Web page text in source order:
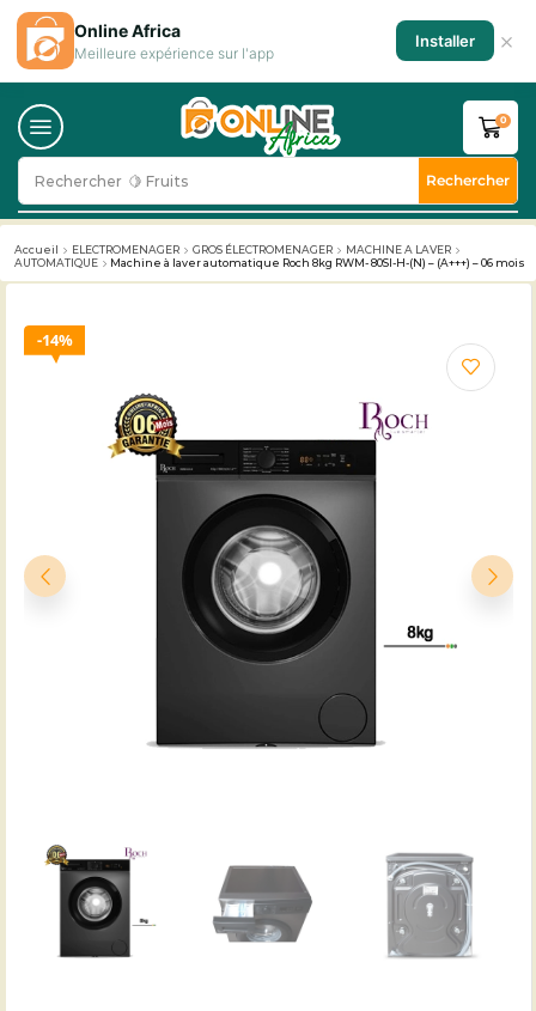
Rechercher 🥛 Milk Rechercher
0
Accueil ELECTROMENAGER GROS ÉLECTROMENAGER
MACHINE A LAVER
AUTOMATIQUE
Machine à laver automatique Roch 8kg RWM- 80SI-H-(N) – (A+++) – 06 mois
14%
Online Africa
Meilleure expérience sur l'app
Installer ×